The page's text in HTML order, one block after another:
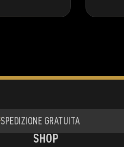
SPEDIZIONE GRATUITA
SHOP